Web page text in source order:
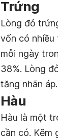
Trứng
Lòng đỏ
vốn có nhiều
mỗi ngày
38%. Lòng
tăng nhãn áp.
Hàu
Hàu là một
cần có. Kẽm